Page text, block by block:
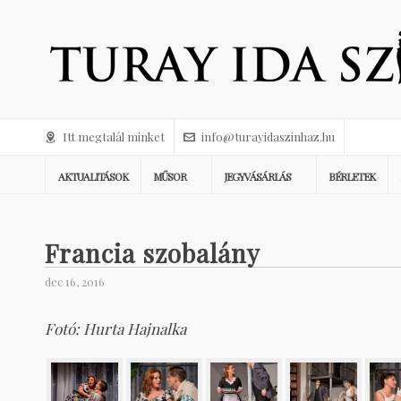
Itt megtalál minket info@turayidaszinhaz.hu
AKTUALITÁSOK MŰSOR JEGYVÁSÁRLÁS BÉRLETEK
Francia szobalány
dec 16, 2016
Fotó: Hurta Hajnalka